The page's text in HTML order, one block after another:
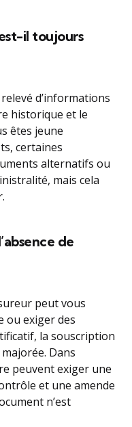
il toujours
d’informations
historique et le
êtes jeune
certaines
alternatifs ou
mais cela
de
peut vous
ou exiger des
la souscription
Dans
peuvent exiger une
et une amende
n’est